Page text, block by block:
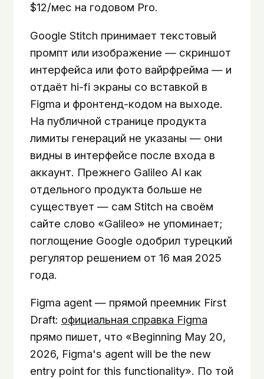
$12/мес на годовом Pro.
Google Stitch принимает текстовый
промпт или изображение — скриншот
интерфейса или фото вайрфрейма — и
отдаёт hi-fi экраны со вставкой в
Figma и фронтенд-кодом на выходе.
На публичной странице продукта
лимиты генераций не указаны — они
видны в интерфейсе после входа в
аккаунт. Прежнего Galileo AI как
отдельного продукта больше не
существует — сам Stitch на своём
сайте слово «Galileo» не упоминает;
поглощение Google одобрил турецкий
регулятор решением от 16 мая 2025
года.
Figma agent — прямой преемник First
Draft: официальная справка Figma
прямо пишет, что «Beginning May 20,
2026, Figma's agent will be the new
entry point for this functionality». По той